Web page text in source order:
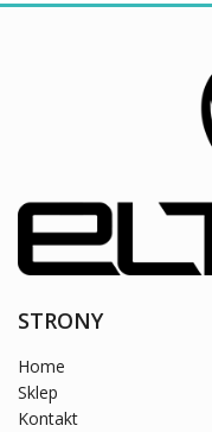
STRONY
Home
Sklep
Kontakt